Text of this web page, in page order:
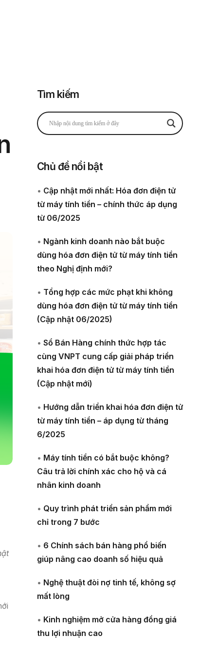
Tìm kiếm
Chủ đề nổi bật
• Cập nhật mới nhất: Hóa đơn điện tử
từ máy tính tiền – chính thức áp dụng
từ 06/2025
• Ngành kinh doanh nào bắt buộc
dùng hóa đơn điện tử từ máy tính tiền
theo Nghị định mới?
• Tổng hợp các mức phạt khi không
dùng hóa đơn điện tử từ máy tính tiền
(Cập nhật 06/2025)
• Sổ Bán Hàng chính thức hợp tác
cùng VNPT cung cấp giải pháp triển
khai hóa đơn điện tử từ máy tính tiền
(Cập nhật mới)
• Hướng dẫn triển khai hóa đơn điện tử
từ máy tính tiền – áp dụng từ tháng
6/2025
• Máy tính tiền có bắt buộc không?
Câu trả lời chính xác cho hộ và cá
nhân kinh doanh
• Quy trình phát triển sản phẩm mới
chỉ trong 7 bước
• 6 Chính sách bán hàng phổ biến
giúp nâng cao doanh số hiệu quả
• Nghệ thuật đòi nợ tinh tế, không sợ
mất lòng
• Kinh nghiệm mở cửa hàng đồng giá
thu lợi nhuận cao